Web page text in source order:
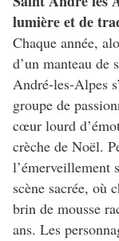
lumière et de
Chaque année,
d’un manteau de
André-les-Alpes
groupe de
cœur lourd
crèche de Noël.
l’émerveillement
scène sacrée, où
brin de mousse
ans. Les